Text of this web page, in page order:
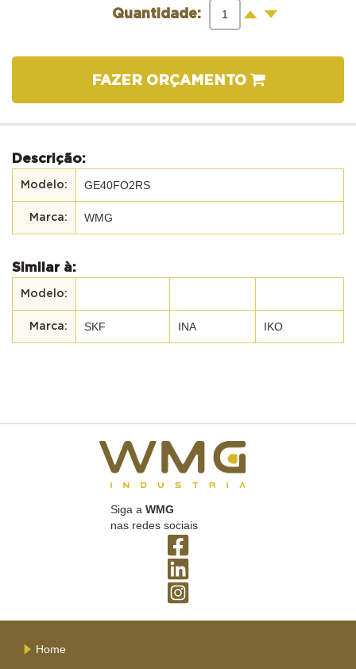
Quantidade: + -
FAZER ORÇAMENTO
Descrição:
GE40FO2RS
WMG
Similar à:
SKF INA IKO
Siga a WMG
nas redes sociais
Home